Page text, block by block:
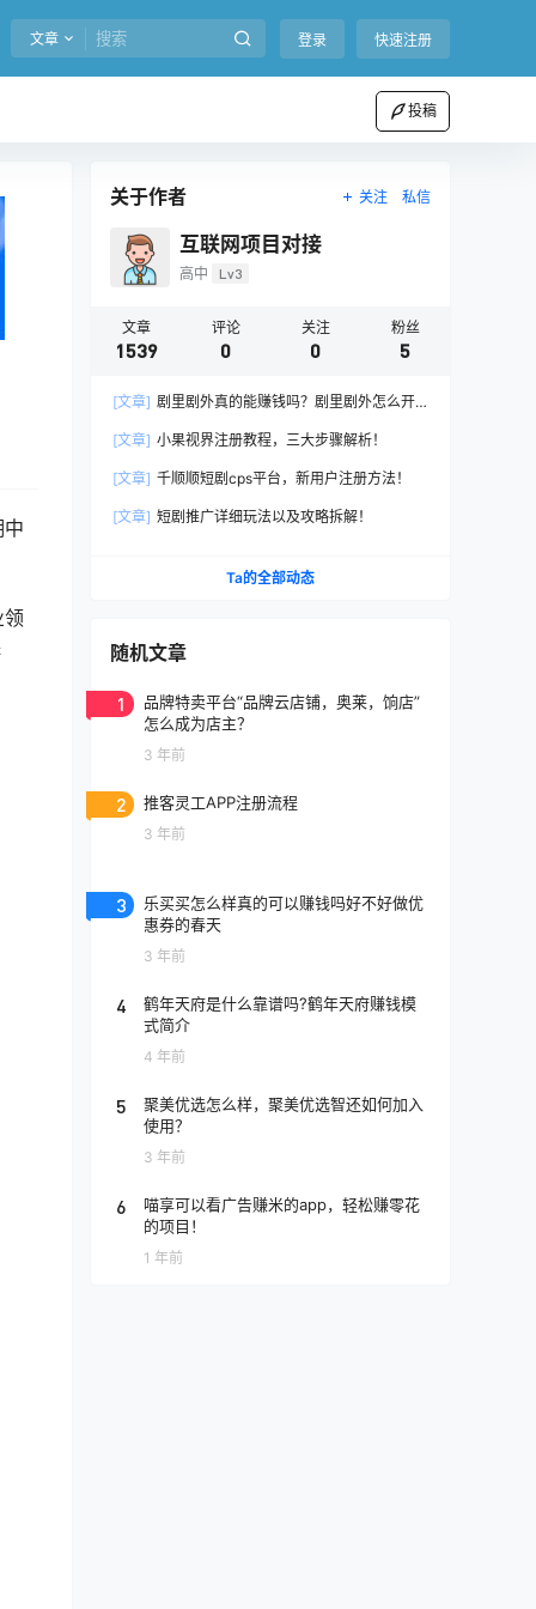
文章 登录 快速注册
投稿
领
关于作者 关注 私信
互联网项目对接
高中 Lv3
文章
1539
评论
0
关注
0
粉丝
5
[文章] 剧里剧外真的能赚钱吗？剧里剧外怎么开
[文章] 小果视界注册教程，三大步骤解析！
[文章] 千顺顺短剧cps平台，新用户注册方法！
[文章] 短剧推广详细玩法以及攻略拆解！
Ta的全部动态
随机文章
1
品牌特卖平台“品牌云店铺，奥莱，饷店”
怎么成为店主？
3 年前
2 推客灵工APP注册流程
3 年前
3
乐买买怎么样真的可以赚钱吗好不好做优
惠券的春天
3 年前
4
鹤年天府是什么靠谱吗?鹤年天府赚钱模
式简介
4 年前
5
聚美优选怎么样，聚美优选智还如何加入
使用？
3 年前
6
喵享可以看广告赚米的app，轻松赚零花
的项目！
1 年前